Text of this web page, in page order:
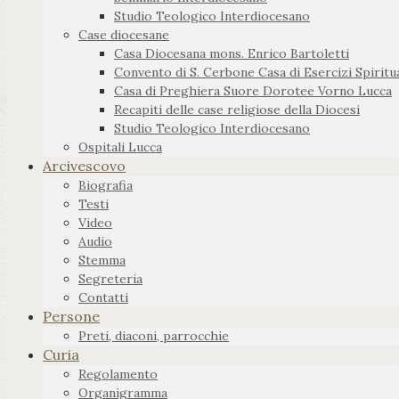
Studio Teologico Interdiocesano
Case diocesane
Casa Diocesana mons. Enrico Bartoletti
Convento di S. Cerbone Casa di Esercizi
Casa di Preghiera Suore Dorotee Vorno Lucca
Recapiti delle case religiose della Diocesi
Studio Teologico Interdiocesano
Ospitali Lucca
Arcivescovo
Biografia
Testi
Video
Audio
Stemma
Segreteria
Contatti
Persone
Preti, diaconi, parrocchie
Curia
Regolamento
Organigramma